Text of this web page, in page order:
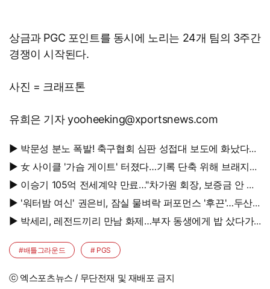
상금과 PGC 포인트를 동시에 노리는 24개 팀의 3주간
경쟁이 시작된다.
사진 = 크래프톤
유희은 기자 yooheeking@xportsnews.com
▶ 박문성 분노 폭발! 축구협회 심판 성접대 보도에 화났다
"국제 문제로 비화될 수 있어"
▶ 女 사이클 '가슴 게이트' 터졌다…기록 단축 위해 브래지어
에 솜 넣는다?
▶ 이승기 105억 전세계약 만료…"차가원 회장, 보증금 안 주
면 법적 조치"
▶ '워터밤 여신' 권은비, 잠실 물벼락 퍼포먼스 '후끈'…두산
승리요정 등극
▶ 박세리, 레전드끼리 만남 화제…부자 동생에게 밥 샀다가
'반전'
#배틀그라운드 # PGS
ⓒ 엑스포츠뉴스 / 무단전재 및 재배포 금지